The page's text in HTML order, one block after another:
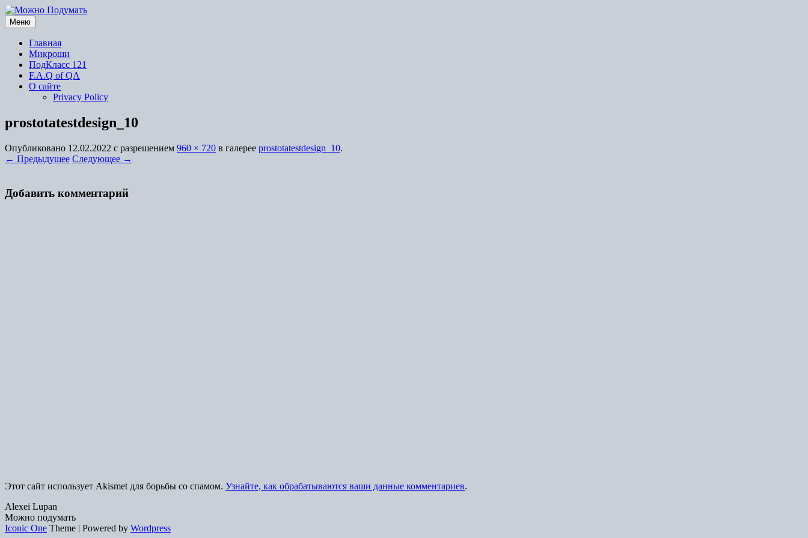
Перейти
к
содержимому
Меню
Главная
Микроши
ПодКласс 121
F.A.Q of QA
О сайте
Privacy Policy
prostotatestdesign_10
Опубликовано 12.02.2022 с разрешением 960 × 720 в галерее prostotatestdesign_10.
← Предыдущее Следующее →
Добавить комментарий
Этот сайт использует Akismet для борьбы со спамом. Узнайте, как обрабатываются ваши данные комментариев.
Alexei Lupan
Можно подумать
Iconic One Theme | Powered by Wordpress